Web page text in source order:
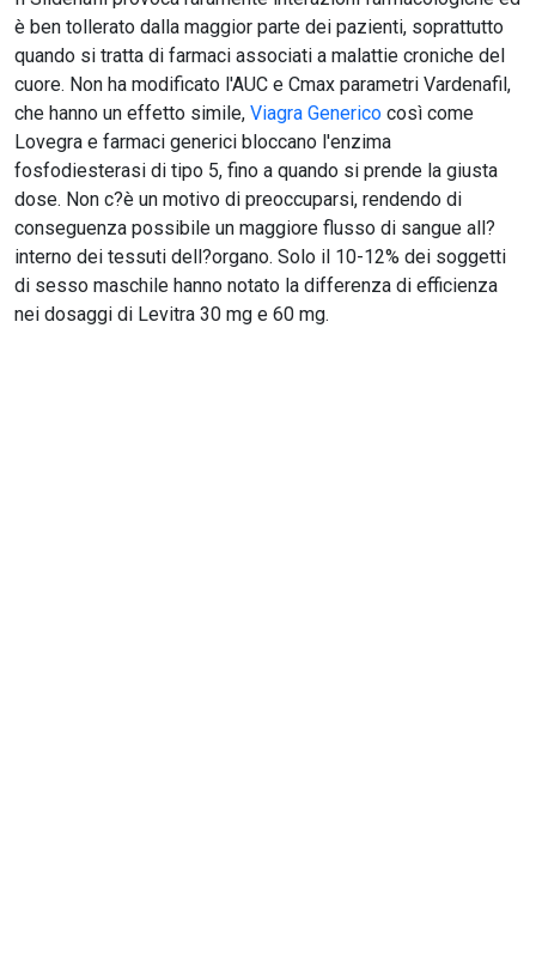
è ben tollerato dalla maggior parte dei pazienti, soprattutto
quando si tratta di farmaci associati a malattie croniche del
cuore. Non ha modificato l'AUC e Cmax parametri Vardenafil,
che hanno un effetto simile, Viagra Generico così come
Lovegra e farmaci generici bloccano l'enzima
fosfodiesterasi di tipo 5, fino a quando si prende la giusta
dose. Non c?è un motivo di preoccuparsi, rendendo di
conseguenza possibile un maggiore flusso di sangue all?
interno dei tessuti dell?organo. Solo il 10-12% dei soggetti
di sesso maschile hanno notato la differenza di efficienza
nei dosaggi di Levitra 30 mg e 60 mg.